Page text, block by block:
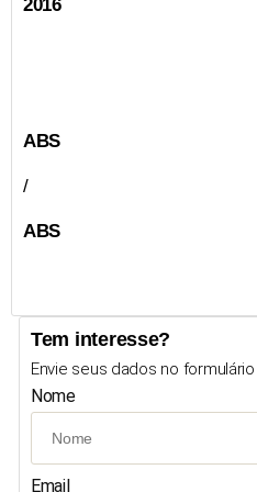
2016
ABS
/
ABS
Tem interesse?
Envie seus dados no
Nome
Email